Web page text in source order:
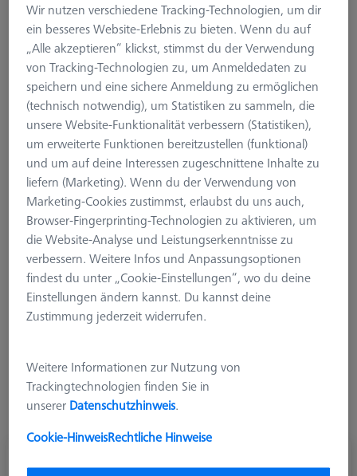
Wechselteller VAST XXT TL1 Standard
Wechselteller VAST XXT TL1 mit integrierter
Tellerverlängerung und Würfel
Wechselteller VAST XXT TL1 mit integrierter
Tellerverlängerung und Aufnahme für Drehelemente
Referenz Wechselteller VAST XXT TL1
VAST XXT TL3
VAST XXT TL4
Zubehör für Wechselteller
KMG Verbindungselemente
KMG Tastersystembausätze
VAST XXT TL1
Der ZEISS VAST XXT TL1 ist der empfindlichsten Messkopf der
VAST XXT Reihe. Er ist bzgl. der Tragfähigkeit in Gewicht
eingeschränkt. Er wird vorwiegend an der O-INSPECT
eingesetzt. Tastersysteme am VAST XXT TL1 haben folgende
maximal zugelassene Dimensionen: Gewicht 10 g, Länge 125
mm, Auskragung 40 mm
Wir nutzen verschiedene Tracking-Technologien, um dir
ein besseres Website-Erlebnis zu bieten. Wenn du auf
„Alle akzeptieren“ klickst, stimmst du der Verwendung
von Tracking-Technologien zu, um Anmeldedaten zu
speichern und eine sichere Anmeldung zu ermöglichen
(technisch notwendig), um Statistiken zu sammeln, die
unsere Website-Funktionalität verbessern (Statistiken),
um erweiterte Funktionen bereitzustellen (funktional)
und um auf deine Interessen zugeschnittene Inhalte zu
liefern (Marketing). Wenn du der Verwendung von
Marketing-Cookies zustimmst, erlaubst du uns auch,
Browser-Fingerprinting-Technologien zu aktivieren, um
die Website-Analyse und Leistungserkenntnisse zu
verbessern. Weitere Infos und Anpassungsoptionen
findest du unter „Cookie-Einstellungen“, wo du deine
Einstellungen ändern kannst. Du kannst deine
Zustimmung jederzeit widerrufen.
Weitere Informationen zur Nutzung von
Trackingtechnologien finden Sie in
unserer Datenschutzhinweis.
Cookie-HinweisRechtliche Hinweise